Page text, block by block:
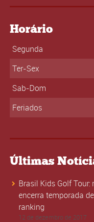
Horário
Segunda
Ter-Sex
Sab-Dom
Feriados
Últimas
Brasil Kids Golf Tour:
encerra temporada
ranking
12 de dezembro de 2017